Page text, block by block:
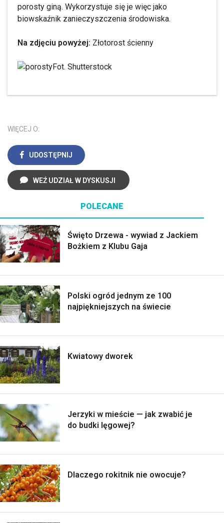
porosty giną. Wykorzystuje się je więc jako
biowskaźnik zanieczyszczenia środowiska.
Na zdjęciu powyżej: Złotorost ścienny
Fot. Shutterstock
WIĘCEJ O:
UDOSTĘPNIJ
WEŹ UDZIAŁ W DYSKUSJI
POLECANE
Święto Drzewa - wywiad z Jackiem
Bożkiem z Klubu Gaja
Polski ogród jednym ze 100
najpiękniejszych na świecie
Kwiatowy dworek
Jerzyki w mieście — jak zwabić je
do budki lęgowej?
Dlaczego rokitnik nie owocuje?